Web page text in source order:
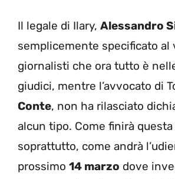
Il legale di Ilary, Alessandro
semplicemente specificato al
giornalisti che ora tutto è
giudici, mentre l’avvocato di
Conte, non ha rilasciato
alcun tipo. Come finirà questa
soprattutto, come andrà
prossimo 14 marzo dove